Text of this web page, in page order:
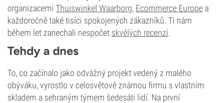
organizacemi Thuiswinkel Waarborg, Ecommerce Europe a
každoročně také tisíci spokojených zákazníků. Ti nám
během let zanechali nespočet skvělých recenzí.
Tehdy a dnes
To, co začínalo jako odvážný projekt vedený z malého
obýváku, vyrostlo v celosvětově známou firmu s vlastním
skladem a sehraným týmem šedesáti lidí. Na první